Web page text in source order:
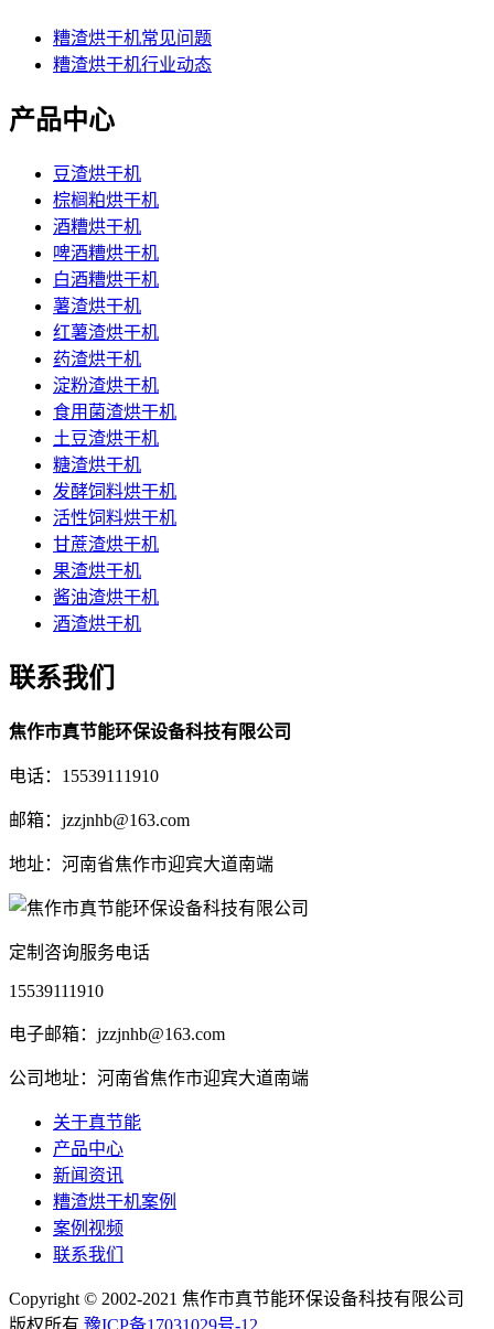
糟渣烘干机常见问题
糟渣烘干机行业动态
产品中心
豆渣烘干机
棕榈粕烘干机
酒糟烘干机
啤酒糟烘干机
白酒糟烘干机
薯渣烘干机
红薯渣烘干机
药渣烘干机
淀粉渣烘干机
食用菌渣烘干机
土豆渣烘干机
糖渣烘干机
发酵饲料烘干机
活性饲料烘干机
甘蔗渣烘干机
果渣烘干机
酱油渣烘干机
酒渣烘干机
联系我们
焦作市真节能环保设备科技有限公司
电话：15539111910
邮箱：jzzjnhb@163.com
地址：河南省焦作市迎宾大道南端
定制咨询服务电话
15539111910
电子邮箱：jzzjnhb@163.com
公司地址：河南省焦作市迎宾大道南端
关于真节能
产品中心
新闻资讯
糟渣烘干机案例
案例视频
联系我们
Copyright © 2002-2021 焦作市真节能环保设备科技有限公司